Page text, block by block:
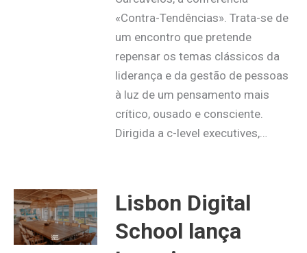
«Contra-Tendências». Trata-se de
um encontro que pretende
repensar os temas clássicos da
liderança e da gestão de pessoas
à luz de um pensamento mais
crítico, ousado e consciente.
Dirigida a c-level executives,…
Lisbon Digital
School lança